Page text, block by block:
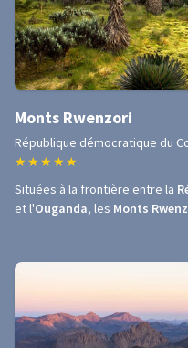
Monts Rwenzori
République démocratique du
★ ★ ★ ★ ★
Situées à la frontière entre la
et l'Ouganda, les Monts